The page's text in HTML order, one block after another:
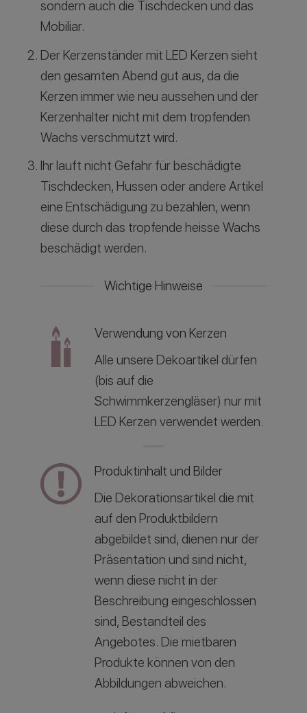
sondern auch die Tischdecken und das
Mobiliar.
Der Kerzenständer mit LED Kerzen sieht
den gesamten Abend gut aus, da die
Kerzen immer wie neu aussehen und der
Kerzenhalter nicht mit dem tropfenden
Wachs verschmutzt wird.
Ihr lauft nicht Gefahr für beschädigte
Tischdecken, Hussen oder andere Artikel
eine Entschädigung zu bezahlen, wenn
diese durch das tropfende heisse Wachs
beschädigt werden.
Wichtige Hinweise
Verwendung von Kerzen
Alle unsere Dekoartikel dürfen
(bis auf die
Schwimmkerzengläser) nur mit
LED Kerzen verwendet werden.
Produktinhalt und Bilder
Die Dekorationsartikel die mit
auf den Produktbildern
abgebildet sind, dienen nur der
Präsentation und sind nicht,
wenn diese nicht in der
Beschreibung eingeschlossen
sind, Bestandteil des
Angebotes. Die mietbaren
Produkte können von den
Abbildungen abweichen.